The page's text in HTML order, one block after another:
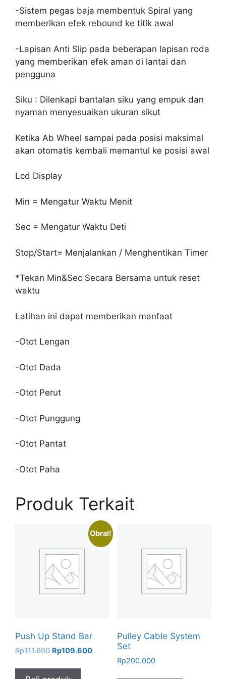
-Sistem pegas baja membentuk Spiral yang
memberikan efek rebound ke titik awal
-Lapisan Anti Slip pada beberapan lapisan roda
yang memberikan efek aman di lantai dan
pengguna
Siku : Dilenkapi bantalan siku yang empuk dan
nyaman menyesuaikan ukuran sikut
Ketika Ab Wheel sampai pada posisi maksimal
akan otomatis kembali memantul ke posisi awal
Lcd Display
Min = Mengatur Waktu Menit
Sec = Mengatur Waktu Deti
Stop/Start= Menjalankan / Menghentikan Timer
*Tekan Min&Sec Secara Bersama untuk reset
waktu
Latihan ini dapat memberikan manfaat
-Otot Lengan
-Otot Dada
-Otot Perut
-Otot Punggung
-Otot Pantat
-Otot Paha
Produk Terkait
Obral!
Push Up Stand Bar
Rp111.600 Harga
adalah:
Rp109.600Harga
Pulley Cable System
Set
Rp200.000